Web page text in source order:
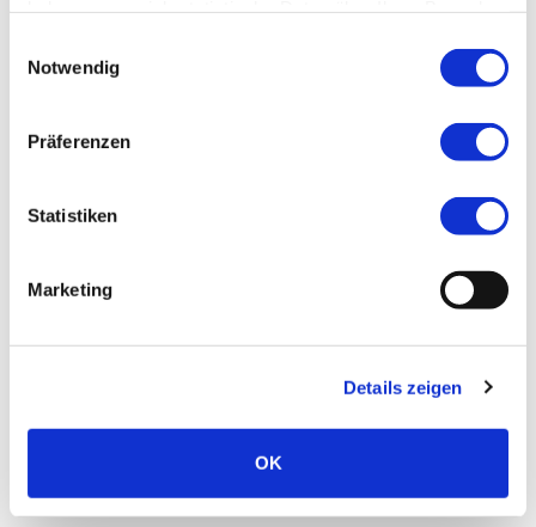
Notwendig
Präferenzen
Statistiken
Marketing
Details zeigen
OK
März 2017
Oktober 2016
September 2015(1)